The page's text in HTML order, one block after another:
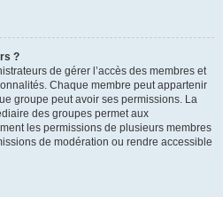
?
de gérer l’accès des membres et
Chaque membre peut appartenir
groupe peut avoir ses permissions. La
des groupes permet aux
les permissions de plusieurs membres
de modération ou rendre accessible